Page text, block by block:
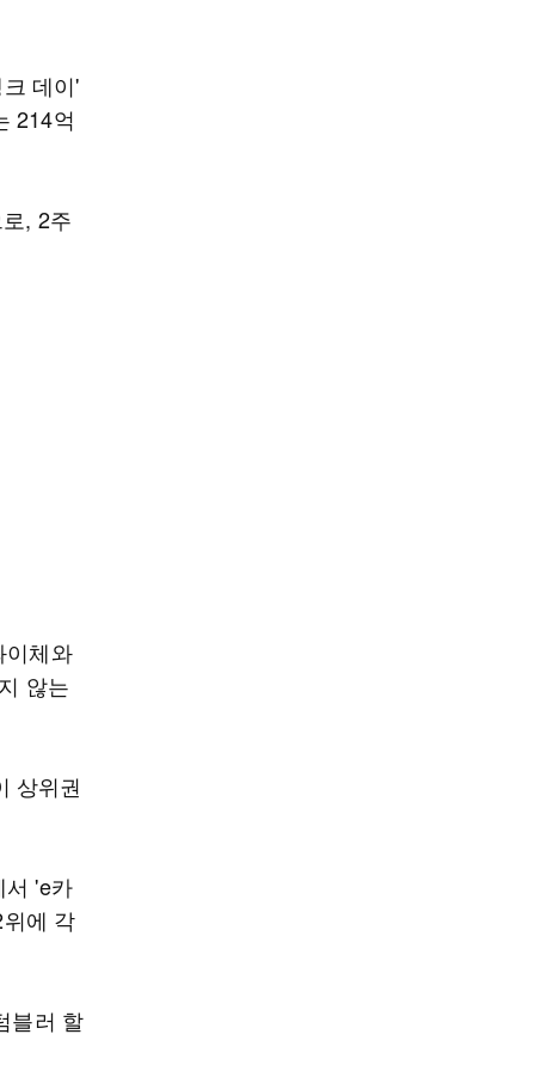
데이'
214억
, 2주
이체와
않는
상위권
서 'e카
에 각
블러 할